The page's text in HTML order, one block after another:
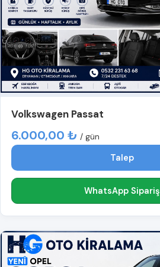
Volkswagen Passat
6.000,00 ₺ / gün
Talep
WhatsApp Sipariş